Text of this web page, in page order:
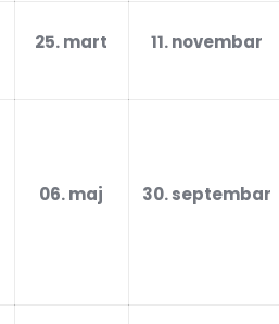
25. mart 11. novembar
06. maj 30. septembar